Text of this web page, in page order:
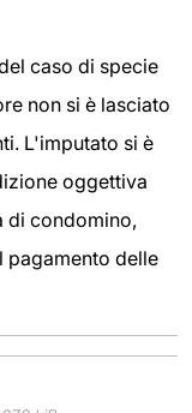
caso di specie
non si è lasciato
L'imputato si è
oggettiva
di condomino,
pagamento delle